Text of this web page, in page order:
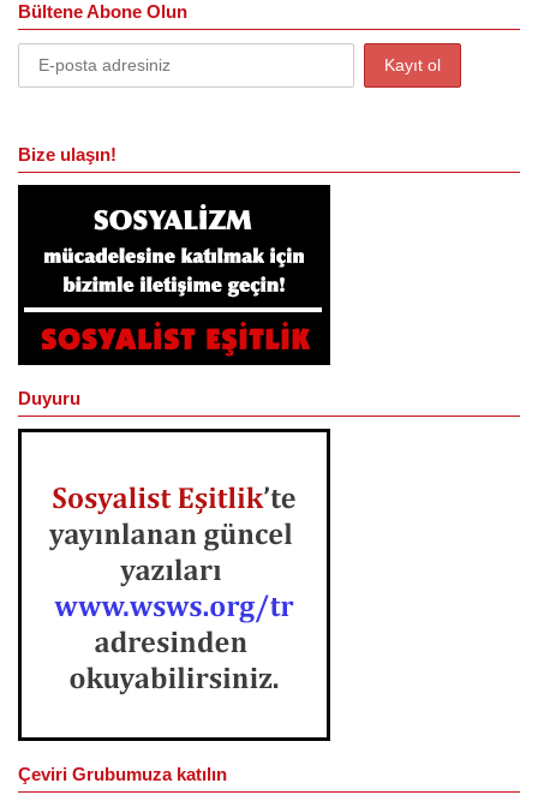
Bültene Abone Olun
Bize ulaşın!
Duyuru
Çeviri Grubumuza katılın